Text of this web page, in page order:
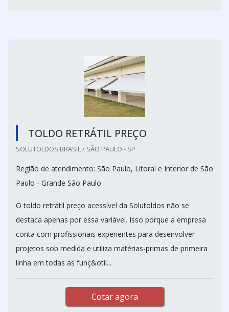
TOLDO RETRÁTIL PREÇO
SOLUTOLDOS BRASIL / SÃO PAULO - SP
Região de atendimento: São Paulo, Litoral e Interior de São
Paulo - Grande São Paulo
O toldo retrátil preço acessível da Solutoldos não se
destaca apenas por essa variável. Isso porque a empresa
conta com profissionais experientes para desenvolver
projetos sob medida e utiliza matérias-primas de primeira
linha em todas as funç&otil...
Cotar agora